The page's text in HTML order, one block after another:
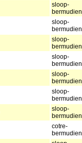
sloop-
bermudien
sloop-
bermudien
sloop-
bermudien
sloop-
bermudien
sloop-
bermudien
sloop-
bermudien
sloop-
bermudien
cotre-
bermudien